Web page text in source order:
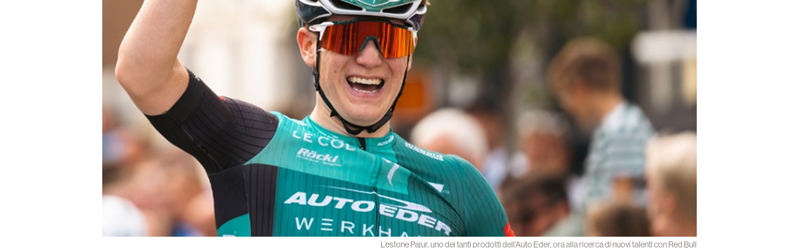
L’estone Pajur, uno dei tanti prodotti dell’Auto Eder, ora alla ricerca di nuovi talenti con Red Bull